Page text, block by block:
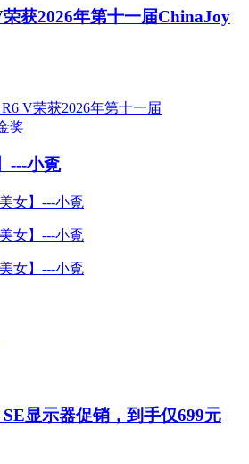
获2026年第十一届ChinaJoy
---小覔
显示器促销，到手仅699元